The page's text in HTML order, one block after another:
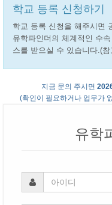
학교 등록 신청하기
학교 등록 신청을 해주시면
유학파인더의 체계적인 수
스를 받으실 수 있습니다.(참
지금 문의 주시면
(확인이 필요하거나 업무가
유학